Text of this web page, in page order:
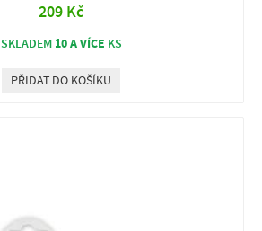
209 Kč
SKLADEM 10 A VÍCE KS
PŘIDAT DO KOŠÍKU